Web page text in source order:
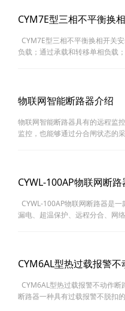
CYM7E型三相不平衡换
CYM7E型三相不平衡换相开关
负载；通过承载和转移单相负载
物联网智能断路器介绍
物联网智能断路器具有的远程监
监控，也能够通过分合闸状态的
CYWL-100AP物联网断路
CYWL-100AP物联网断路器是一
漏电、超温保护、远程分合、网
CYM6AL型热过载报警不
CYM6AL型热过载报警不动作
断路器一种具有过载报警不脱扣